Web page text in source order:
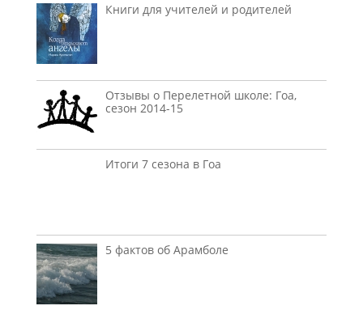
Книги для учителей и родителей
Отзывы о Перелетной школе: Гоа,
сезон 2014-15
Итоги 7 сезона в Гоа
5 фактов об Арамболе